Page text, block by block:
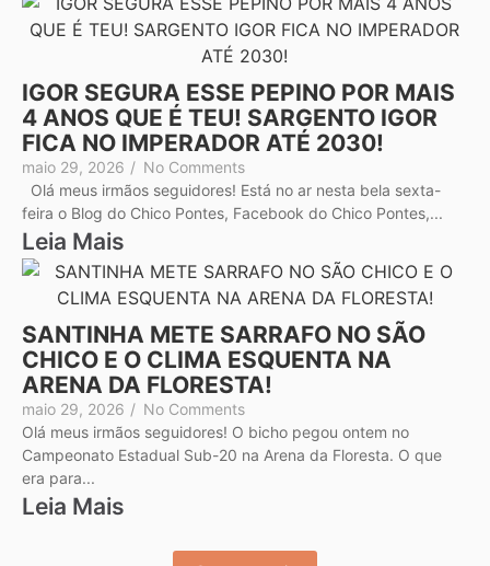
IGOR SEGURA ESSE PEPINO POR MAIS
4 ANOS QUE É TEU! SARGENTO IGOR
FICA NO IMPERADOR ATÉ 2030!
maio 29, 2026 / No Comments
Olá meus irmãos seguidores! Está no ar nesta bela sexta-
feira o Blog do Chico Pontes, Facebook do Chico Pontes,...
Leia Mais
SANTINHA METE SARRAFO NO SÃO
CHICO E O CLIMA ESQUENTA NA
ARENA DA FLORESTA!
maio 29, 2026 / No Comments
Olá meus irmãos seguidores! O bicho pegou ontem no
Campeonato Estadual Sub-20 na Arena da Floresta. O que
era para...
Leia Mais